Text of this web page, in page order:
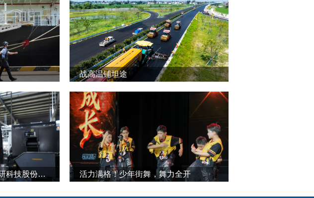
战高温铺坦途
盐城焕新记丨走进江苏理研科技股份有限公司 活力满格！少年街舞，舞力全开